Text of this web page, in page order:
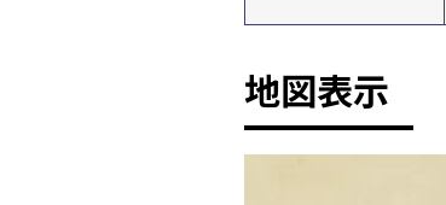
地図表示